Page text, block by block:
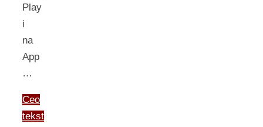
Play
i
na
App
…
Ceo
tekst